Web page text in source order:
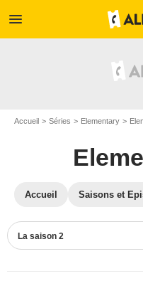
menu
Accueil Séries Elementary
Accueil Saisons et
La saison 2